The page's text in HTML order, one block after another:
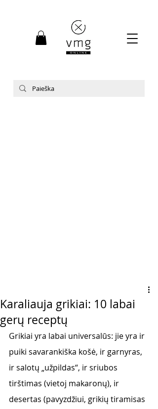
Karaliauja grikiai: 10 labai
gerų receptų
Grikiai yra labai universalūs: jie yra ir
puiki savarankiška košė, ir garnyras,
ir salotų „užpildas“, ir sriubos
tirštimas (vietoj makaronų), ir
desertas (pavyzdžiui, grikių tiramisas